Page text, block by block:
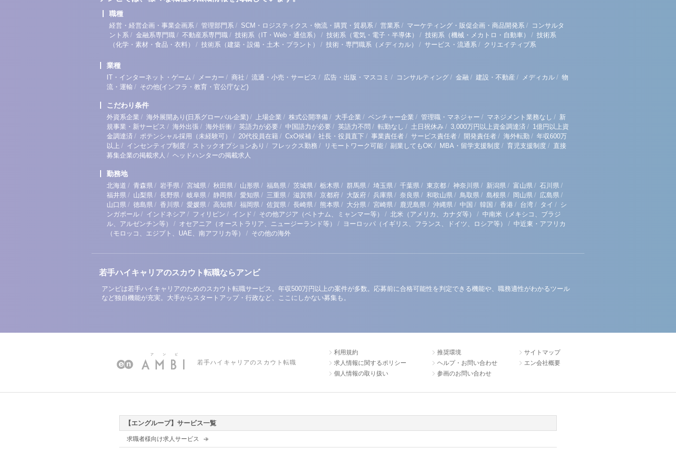
職種
経営・経営企画・事業企画系 / 管理部門系 / SCM・ロジスティクス・物流・購買・貿易系 / 営業系 / マーケティング・販促企画・商品開発系 / コンサルタ
ント系 / 金融系専門職 / 不動産系専門職 / 技術系（IT・Web・通信系） / 技術系（電気・電子・半導体） / 技術系（機械・メカトロ・自動車） / 技術系
（化学・素材・食品・衣料）
/ 技術系（建築・設備・土木・プラント） / 技術・専門職系（メディカル） / サービス・流通系 / クリエイティブ系
業種
IT・インターネット・ゲーム / メーカー / 商社 / 流通・小売・サービス / 広告・出版・マスコミ / コンサルティング / 金融 / 建設・不動産 / メディカル / 物
流・運輸 / その他(インフラ・教育・官公庁など)
こだわり条件
外資系企業 / 海外展開あり(日系グローバル企業) / 上場企業 / 株式公開準備 / 大手企業 / ベンチャー企業 / 管理職・マネジャー / マネジメント業務なし / 新
規事業・新サービス / 海外出張 / 海外折衝 / 英語力が必要 / 中国語力が必要 / 英語力不問 / 転勤なし / 土日祝休み / 3,000万円以上資金調達済 / 1億円以上資
金調達済 / ポテンシャル採用（未経験可） / 20代役員在籍 / CxO候補 / 社長・役員直下 / 事業責任者 / サービス責任者 / 開発責任者 / 海外転勤 / 年収600万
以上 / インセンティブ制度 / ストックオプションあり / フレックス勤務 / リモートワーク可能 / 副業してもOK / MBA・留学支援制度 / 育児支援制度 / 直接
募集企業の掲載求人 / ヘッドハンターの掲載求人
勤務地
北海道 / 青森県 / 岩手県 / 宮城県 / 秋田県 / 山形県 / 福島県 / 茨城県 / 栃木県 / 群馬県 / 埼玉県 / 千葉県 / 東京都 / 神奈川県 / 新潟県 / 富山県 / 石川県 /
福井県 / 山梨県 / 長野県 / 岐阜県 / 静岡県 / 愛知県 / 三重県 / 滋賀県 / 京都府 / 大阪府 / 兵庫県 / 奈良県 / 和歌山県 / 鳥取県 / 島根県 / 岡山県 / 広島県 /
山口県 / 徳島県 / 香川県 / 愛媛県 / 高知県 / 福岡県 / 佐賀県 / 長崎県 / 熊本県 / 大分県 / 宮崎県 / 鹿児島県 / 沖縄県 / 中国 / 韓国 / 香港 / 台湾 / タイ / シ
ンガポール / インドネシア / フィリピン / インド / その他アジア（ベトナム、ミャンマー等） / 北米（アメリカ、カナダ等） / 中南米（メキシコ、ブラジ
ル、アルゼンチン等）
/ オセアニア（オーストラリア、ニュージーランド等） / ヨーロッパ（イギリス、フランス、ドイツ、ロシア等） / 中近東・アフリカ
（モロッコ、エジプト、UAE、南アフリカ等）
/ その他の海外
若手ハイキャリアのスカウト転職ならアンビ
アンビは若手ハイキャリアのためのスカウト転職サービス。年収500万円以上の案件が多数。応募前に合格可能性を判定できる機能や、職務適性がわかるツール
など独自機能が充実。大手からスタートアップ・行政など、ここにしかない募集も。
若手ハイキャリアのスカウト転職
利用規約
求人情報に関するポリシー
個人情報の取り扱い
推奨環境
ヘルプ・お問い合わせ
参画のお問い合わせ
サイトマップ
エン会社概要
【エングループ】サービス一覧
求職者様向け求人サービス